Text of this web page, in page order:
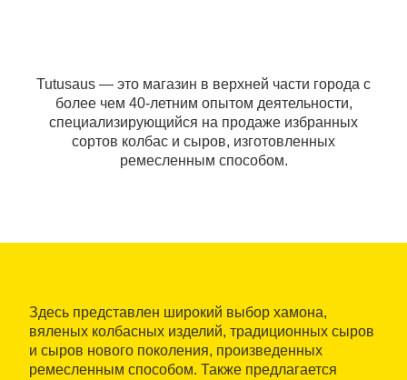
Tutusaus — это магазин в верхней части города с
более чем 40-летним опытом деятельности,
специализирующийся на продаже избранных
сортов колбас и сыров, изготовленных
ремесленным способом.
Здесь представлен широкий выбор хамона,
вяленых колбасных изделий, традиционных сыров
и сыров нового поколения, произведенных
ремесленным способом. Также предлагается